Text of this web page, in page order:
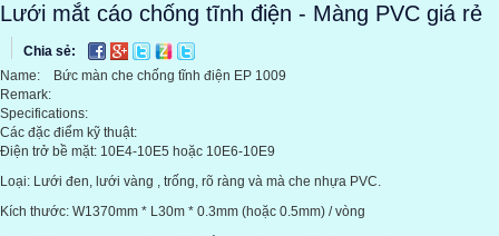
Lưới mắt cáo chống tĩnh điện - Màng PVC giá rẻ
Chia sẻ:
Name: Bức màn che chống tĩnh điện EP 1009
Remark:
Specifications:
Các đặc điểm kỹ thuật:
Điện trở bề mặt: 10E4-10E5 hoặc 10E6-10E9
Loại: Lưới đen, lưới vàng , trống, rõ ràng và mà che nhựa PVC.
Kích thước: W1370mm * L30m * 0.3mm (hoặc 0.5mm) / vòng